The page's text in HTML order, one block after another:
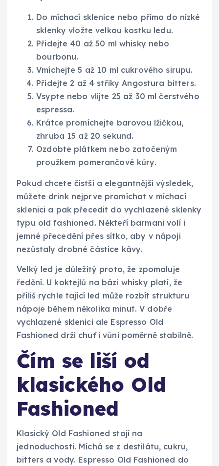
Do míchací sklenice nebo přímo do nízké
sklenky vložte velkou kostku ledu.
Přidejte 40 až 50 ml whisky nebo
bourbonu.
Vmíchejte 5 až 10 ml cukrového sirupu.
Přidejte 2 až 4 střiky Angostura bitters.
Vsypte nebo vlijte 25 až 30 ml čerstvého
espressa.
Krátce promíchejte barovou lžičkou,
zhruba 15 až 20 sekund.
Ozdobte plátkem nebo zatočeným
proužkem pomerančové kůry.
Pokud chcete čistší a elegantnější výsledek,
můžete drink nejprve promíchat v míchací
sklenici a pak přecedit do vychlazené sklenky
typu old fashioned. Někteří barmani volí i
jemné přecedění přes sítko, aby v nápoji
nezůstaly drobné částice kávy.
Velký led je důležitý proto, že zpomaluje
ředění. U koktejlů na bázi whisky platí, že
příliš rychle tající led může rozbít strukturu
nápoje během několika minut. V dobře
vychlazené sklenici ale Espresso Old
Fashioned drží chuť i vůni poměrně stabilně.
Čím se liší od
klasického Old
Fashioned
Klasický Old Fashioned stojí na
jednoduchosti. Míchá se z destilátu, cukru,
bitters a vody. Espresso Old Fashioned do